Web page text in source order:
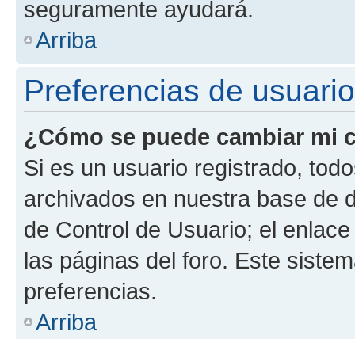
seguramente ayudará.
Arriba
Preferencias de
¿Cómo se puede cambiar mi
Si es un usuario registrado,
archivados en nuestra base de
de Control de Usuario; el
las páginas del foro. Este
preferencias.
Arriba